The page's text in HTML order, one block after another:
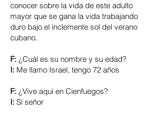
conocer sobre la vida de este adulto
mayor que se gana la vida trabajando
duro bajo el inclemente sol del verano
cubano.
F: ¿Cuál es su nombre y su edad?
I: Me llamo Israel, tengo 72 años
F: ¿Vive aquí en Cienfuegos?
I: Sí señor